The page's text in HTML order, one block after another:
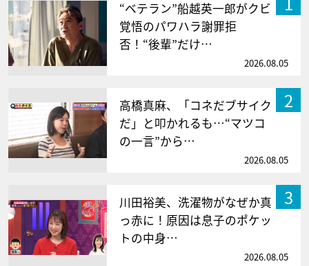
“ベテラン”船越英一郎がクビ
覚悟のパワハラ謝罪拒
否！“後輩”だけ…
2026.08.05
2
高橋真麻、「コネだブサイク
だ」と叩かれるも…“マツコ
の一言”から…
2026.08.05
3
川田裕美、洗濯物がなぜか真
っ赤に！原因は息子のポケッ
トの中身…
2026.08.05